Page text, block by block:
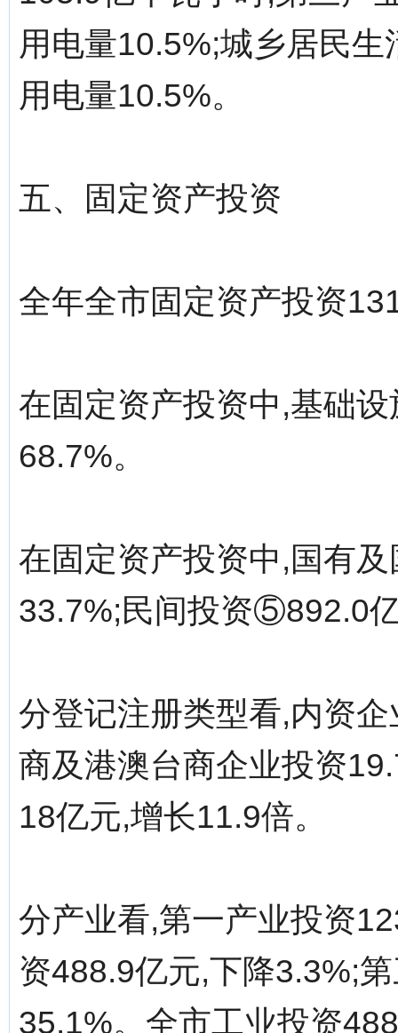
用电量10.5%;城乡居民
用电量10.5%。
五、固定资产投资
全年全市固定资产投资
在固定资产投资中,基础
68.7%。
在固定资产投资中,国有
33.7%;民间投资⑤892.0
分登记注册类型看,内资
商及港澳台商企业投资
18亿元,增长11.9倍。
分产业看,第一产业投资
资488.9亿元,下降3.3%;
35.1%。全市工业投资